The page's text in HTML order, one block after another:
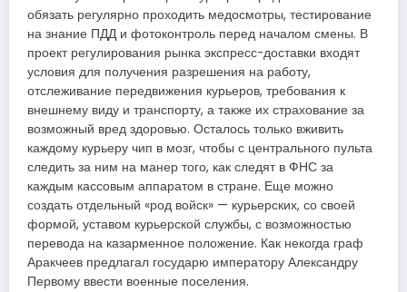
обязать регулярно проходить медосмотры, тестирование
на знание ПДД и фотоконтроль перед началом смены. В
проект регулирования рынка экспресс-доставки входят
условия для получения разрешения на работу,
отслеживание передвижения курьеров, требования к
внешнему виду и транспорту, а также их страхование за
возможный вред здоровью. Осталось только вживить
каждому курьеру чип в мозг, чтобы с центрального пульта
следить за ним на манер того, как следят в ФНС за
каждым кассовым аппаратом в стране. Еще можно
создать отдельный «род войск» — курьерских, со своей
формой, уставом курьерской службы, с возможностью
перевода на казарменное положение. Как некогда граф
Аракчеев предлагал государю императору Александру
Первому ввести военные поселения.